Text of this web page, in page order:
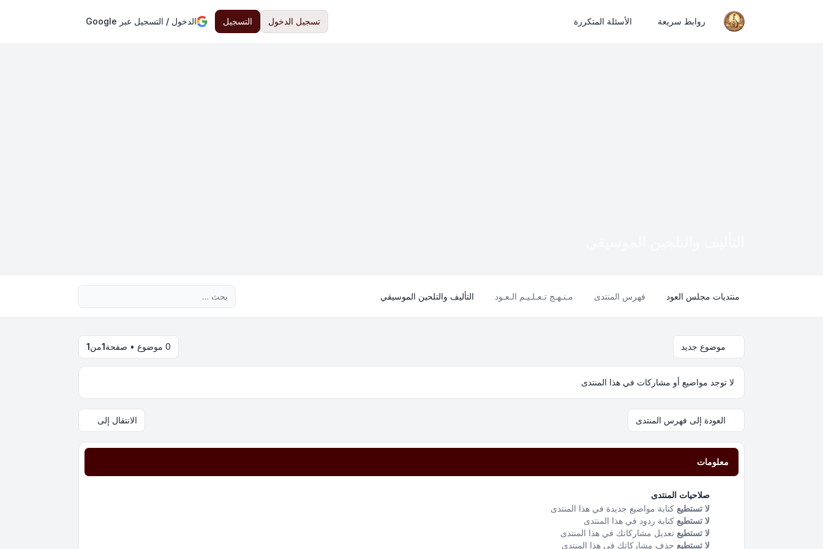
روابط سريعة الأسئلة المتكررة تسجيل الدخول التسجيل الدخول / التسجيل عبر Google
منتديات مجلس العود فهرس المنتدى مـنـهـج تـعـلـيـم الـعـود التأليف والتلحين الموسيقي
موضوع جديد 0 موضوع • صفحة 1من1
لا توجد مواضيع أو مشاركات في هذا المنتدى
العودة إلى فهرس المنتدى الانتقال إلى
معلومات
صلاحيات المنتدى
لا تستطيع كتابة مواضيع جديدة في هذا المنتدى
لا تستطيع كتابة ردود في هذا المنتدى
لا تستطيع تعديل مشاركاتك في هذا المنتدى
لا تستطيع حذف مشاركاتك في هذا المنتدى